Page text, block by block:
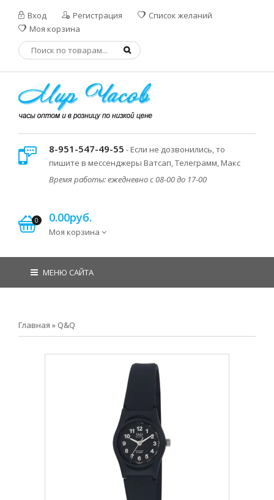
Вход Регистрация
Список желаний
Моя корзина
8-951-547-49-55 - Если не дозвонились, то
пишите в мессенджеры Ватсап, Телеграмм, Макс
Время работы: ежедневно с 08-00 до 17-00
0 0.00руб.
Моя корзина
МЕНЮ САЙТА
Главная » Q&Q